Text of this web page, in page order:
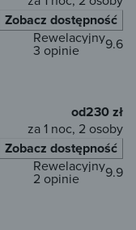
Zobacz dostępność
9.6
Rewelacyjny
3 opinie
od230 zł
za 1 noc, 2 osoby
Zobacz dostępność
9.9
Rewelacyjny
2 opinie